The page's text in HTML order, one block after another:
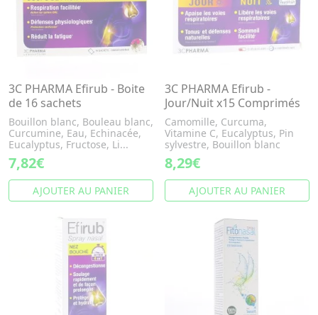
3C PHARMA Efirub - Boite
de 16 sachets
Bouillon blanc, Bouleau blanc,
Curcumine, Eau, Echinacée,
Eucalyptus, Fructose, Li...
7,82€
AJOUTER AU PANIER
3C PHARMA Efirub -
Jour/Nuit x15 Comprimés
Camomille, Curcuma,
Vitamine C, Eucalyptus, Pin
sylvestre, Bouillon blanc
8,29€
AJOUTER AU PANIER